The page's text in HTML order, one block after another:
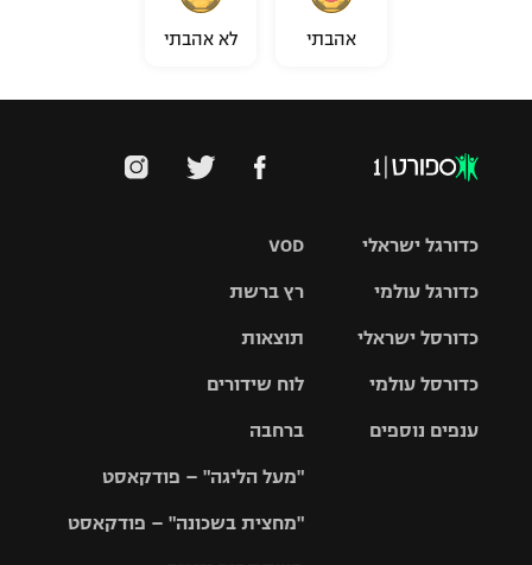
אהבתי לא אהבתי
VOD
רץ ברשת
תוצאות
לוח שידורים
ברחבה
"מעל הליגה" – פודקאסט
"מחצית בשכונה" – פודקאסט
כדורגל ישראלי
גביע הטוטו
כדורגל עולמי
האלופות
ליגה
כדורסל ישראלי
סל
כדורסל עולמי
ענפים נוספים